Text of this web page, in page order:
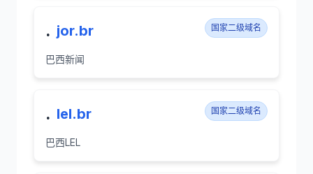
. jor.br 国家二级域名
巴西新闻
. lel.br 国家二级域名
巴西LEL